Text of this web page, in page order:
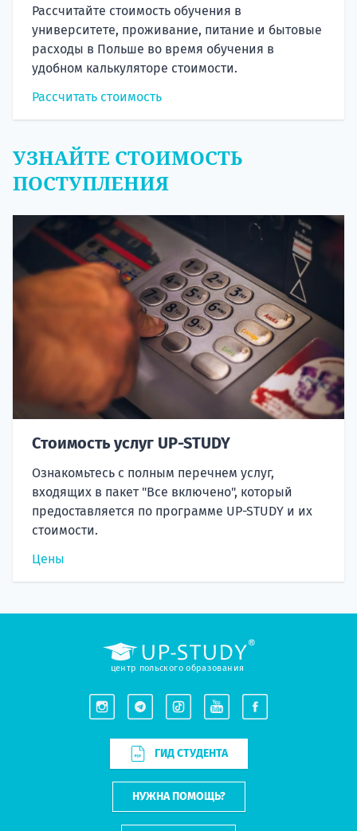
Рассчитайте стоимость обучения в
университете, проживание, питание и бытовые
расходы в Польше во время обучения в
удобном калькуляторе стоимости.
Рассчитать стоимость
УЗНАЙТЕ СТОИМОСТЬ
ПОСТУПЛЕНИЯ
Стоимость услуг UP-STUDY
Ознакомьтесь с полным перечнем услуг,
входящих в пакет "Все включено", который
предоставляется по программе UP-STUDY и их
стоимости.
Цены
центр польского образования
ГИД СТУДЕНТА
НУЖНА ПОМОЩЬ?